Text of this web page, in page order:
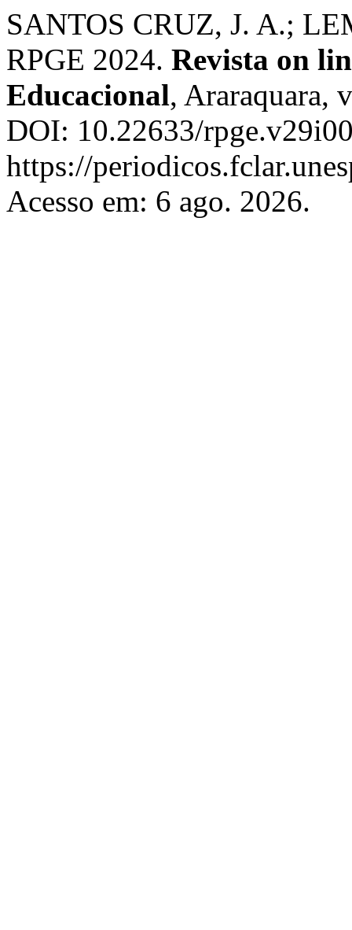
SANTOS CRUZ, J. A.;
RPGE 2024. Revista on
Educacional, Araraquara,
DOI: 10.22633/
https://
Acesso em: 6 ago. 2026.